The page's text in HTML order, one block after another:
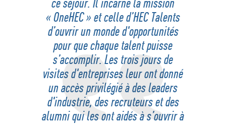
« OneHEC » et celle d’HEC Talents
d’ouvrir un monde d'opportunités
pour que chaque talent puisse
s’accomplir. Les trois jours de
visites d'entreprises leur ont donné
un accès privilégié à des leaders
d'industrie, des recruteurs et des
alumni qui les ont aidés à s’ouvrir à